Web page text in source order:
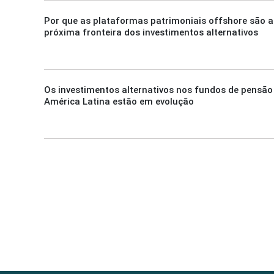
Por que as plataformas patrimoniais offshore são a
próxima fronteira dos investimentos alternativos
Os investimentos alternativos nos fundos de
América Latina estão em evolução